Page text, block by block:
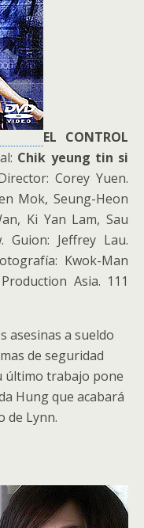
EL CONTROL
Chik yeung tin si
Corey Yuen.
Mok, Seung-Heon
Ki Yan Lam, Sau
Guion: Jeffrey Lau.
Kwok-Man
Asia. 111
asesinas a sueldo
de seguridad
último trabajo pone
Hung que acabará
de Lynn.